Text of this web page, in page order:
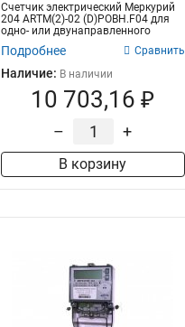
Счетчик электрический Меркурий
204 ARTM(2)-02 (D)POBH.F04 для
одно- или двунаправленного
многот...
Подробнее Сравнить
Наличие: В наличии
10 703,16 ₽
– +
В корзину